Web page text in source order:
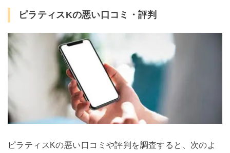
ピラティスKの悪い口コミ・評判
ピラティスKの悪い口コミや評判を調査すると、次のよ